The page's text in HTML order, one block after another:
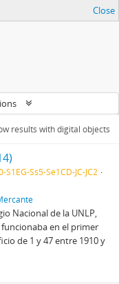
Close
results with digital objects
Ss5-Se1CD-JC-JC2
Nacional de la UNLP,
en el primer
de 1 y 47 entre 1910 y